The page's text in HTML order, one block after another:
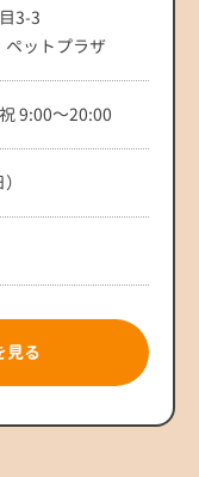
3-3
ットプラザ
9:00～20:00
見る